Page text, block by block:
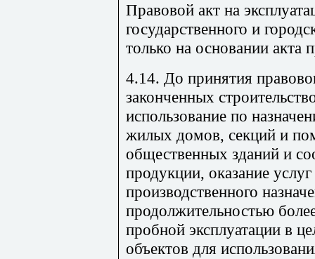
Правовой акт на
государственного и
только на основании акта
4.14. До принятия
законченных
использование по
жилых домов, секций и
общественных зданий и
продукции, оказание
производственного
продолжительностью
пробной эксплуатации в
объектов для